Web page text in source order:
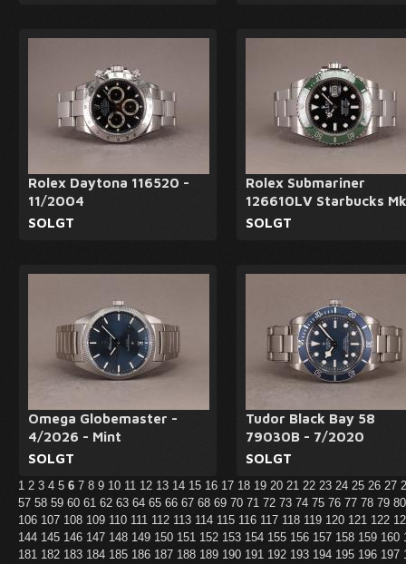
Rolex Daytona 116520 -
11/2004
SOLGT
Rolex Submariner
126610LV Starbucks
SOLGT
Omega Globemaster -
4/2026 - Mint
SOLGT
Tudor Black Bay 58
79030B - 7/2020
SOLGT
1 2 3 4 5 6 7 8 9 10 11 12 13 14 15 16 17 18 19 20 21 22 23 24 25 26 27
57 58 59 60 61 62 63 64 65 66 67 68 69 70 71 72 73 74 75 76 77 78 79
106 107 108 109 110 111 112 113 114 115 116 117 118 119 120 121 122
144 145 146 147 148 149 150 151 152 153 154 155 156 157 158 159 160
181 182 183 184 185 186 187 188 189 190 191 192 193 194 195 196 197